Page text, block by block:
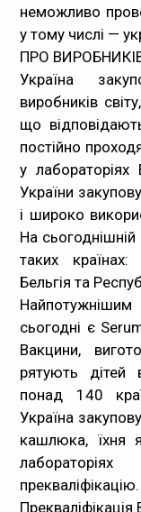
неможливо
у тому числі —
ПРО
Україна
виробників
що
постійно
у
України
і широко
На
таких
Бельгія та
сьогодні є
Вакцини,
рятують дітей
понад 140
Україна
кашлюка, їхня
прекваліфікацію.